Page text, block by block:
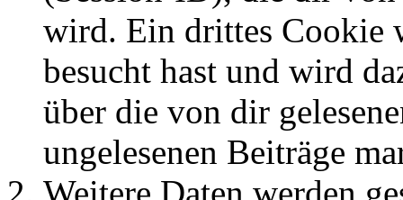
wird. Ein drittes Cookie
besucht hast und wird
über die von dir
ungelesenen Beiträge